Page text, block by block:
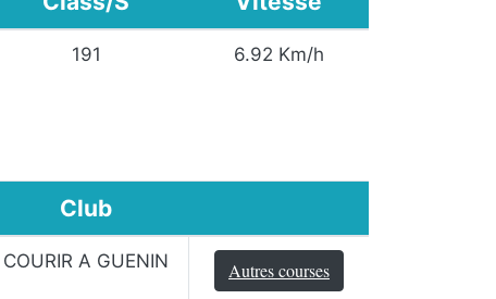
191 6.92 Km/h
Club
COURIR A GUENIN Autres courses